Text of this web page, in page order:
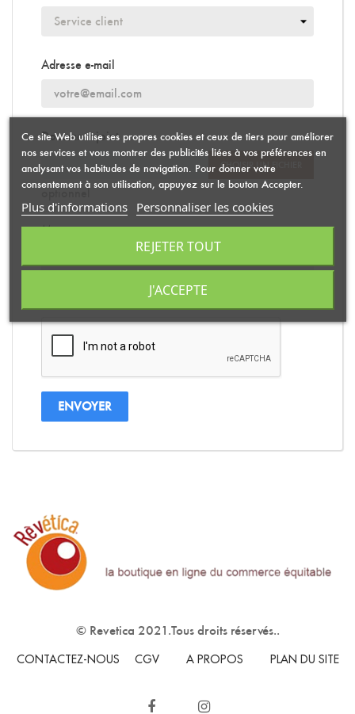
Adresse e-mail
Document joint
CHOISIR UN FICHIER
optionnel
Message
© Revetica 2021.Tous droits réservés..
CONTACTEZ-NOUS CGV A PROPOS PLAN DU SITE
Ce site Web utilise ses propres cookies et ceux de tiers pour améliorer
nos services et vous montrer des publicités liées à vos préférences en
analysant vos habitudes de navigation. Pour donner votre
consentement à son utilisation, appuyez sur le bouton Accepter.
Plus d'informations Personnaliser les cookies
REJETER TOUT
J'ACCEPTE